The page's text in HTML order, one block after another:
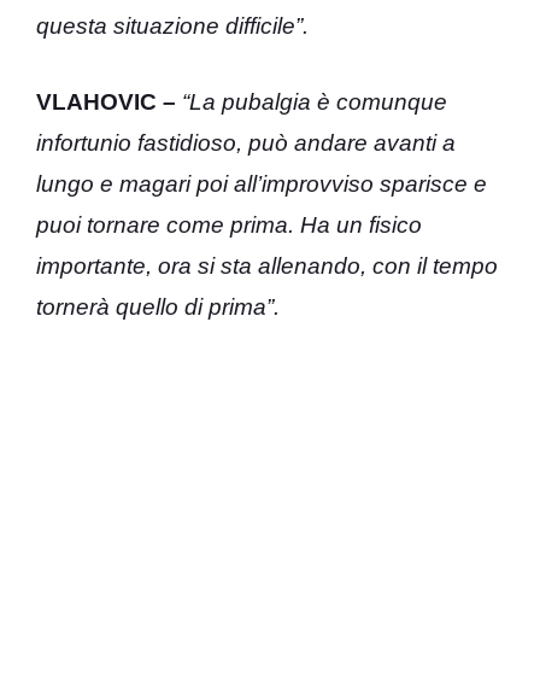
questa situazione difficile”.
VLAHOVIC – “La pubalgia è comunque
infortunio fastidioso, può andare avanti a
lungo e magari poi all’improvviso sparisce e
puoi tornare come prima. Ha un fisico
importante, ora si sta allenando, con il tempo
tornerà quello di prima”.